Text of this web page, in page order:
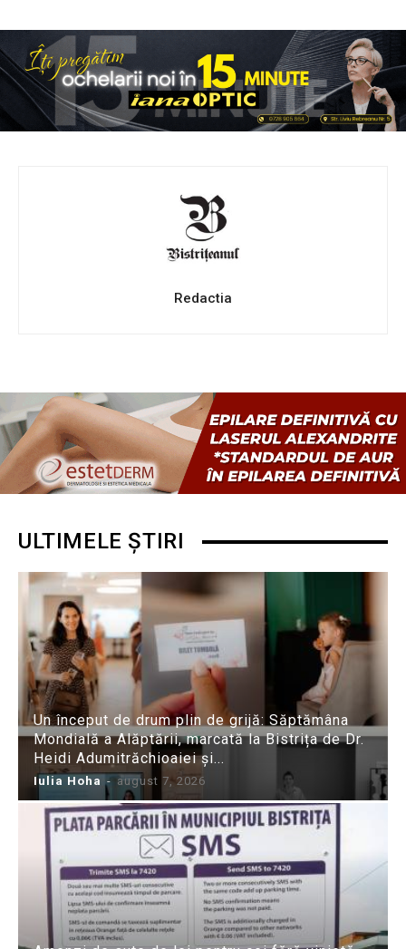
Redactia
ULTIMELE ȘTIRI
Un început de drum plin de grijă: Săptămâna
Mondială a Alăptării, marcată la Bistrița de Dr.
Heidi Adumitrăchioaiei și...
Iulia Hoha - august 7, 2026